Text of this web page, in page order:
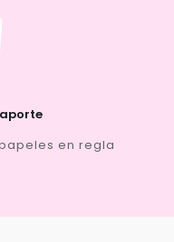
en regla